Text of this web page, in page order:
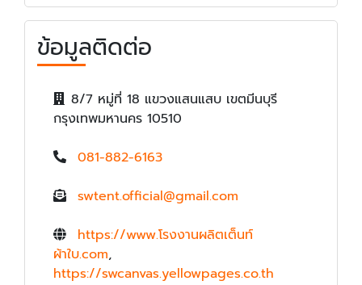
ข้อมูลติดต่อ
8/7 หมู่ที่ 18 แขวงแสนแสบ เขตมีนบุรี
กรุงเทพมหานคร 10510
081-882-6163
swtent.official@gmail.com
https://www.โรงงานผลิตเต็นท์
ผ้าใบ.com,
https://swcanvas.yellowpages.co.th